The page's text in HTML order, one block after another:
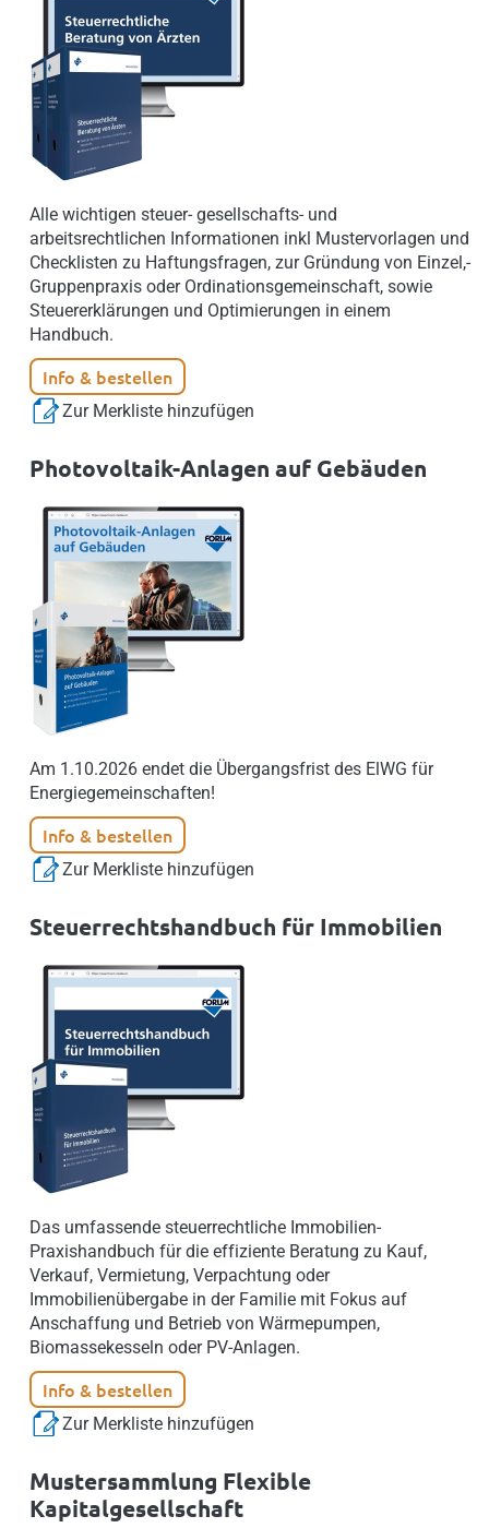
Alle wichtigen steuer- gesellschafts- und
arbeitsrechtlichen Informationen inkl Mustervorlagen und
Checklisten zu Haftungsfragen, zur Gründung von Einzel,-
Gruppenpraxis oder Ordinationsgemeinschaft, sowie
Steuererklärungen und Optimierungen in einem
Handbuch.
Info & bestellen
Zur Merkliste hinzufügen
Photovoltaik-Anlagen auf Gebäuden
Am 1.10.2026 endet die Übergangsfrist des ElWG für
Energiegemeinschaften!
Info & bestellen
Zur Merkliste hinzufügen
Steuerrechtshandbuch für Immobilien
Das umfassende steuerrechtliche Immobilien-
Praxishandbuch für die effiziente Beratung zu Kauf,
Verkauf, Vermietung, Verpachtung oder
Immobilienübergabe in der Familie mit Fokus auf
Anschaffung und Betrieb von Wärmepumpen,
Biomassekesseln oder PV-Anlagen.
Info & bestellen
Zur Merkliste hinzufügen
Mustersammlung Flexible
Kapitalgesellschaft